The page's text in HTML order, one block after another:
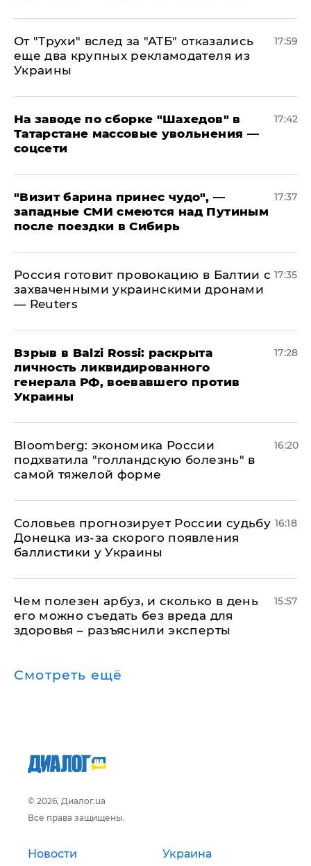
От "Трухи" вслед за "АТБ" отказались
еще два крупных рекламодателя из
Украины
17:59
На заводе по сборке "Шахедов" в
Татарстане массовые увольнения —
соцсети
17:42
"Визит барина принес чудо", —
западные СМИ смеются над Путиным
после поездки в Сибирь
17:37
​Россия готовит провокацию в Балтии с
захваченными украинскими дронами
— Reuters
17:35
​Взрыв в Balzi Rossi: раскрыта
личность ликвидированного
генерала РФ, воевавшего против
Украины
17:28
Bloomberg: экономика России
подхватила "голландскую болезнь" в
самой тяжелой форме
16:20
Соловьев прогнозирует России судьбу
Донецка из-за скорого появления
баллистики у Украины
16:18
Чем полезен арбуз, и сколько в день
его можно съедать без вреда для
здоровья – разъяснили эксперты
15:57
Смотреть ещё
© 2026, Диалог.ua
Все права защищены.
Новости Украина